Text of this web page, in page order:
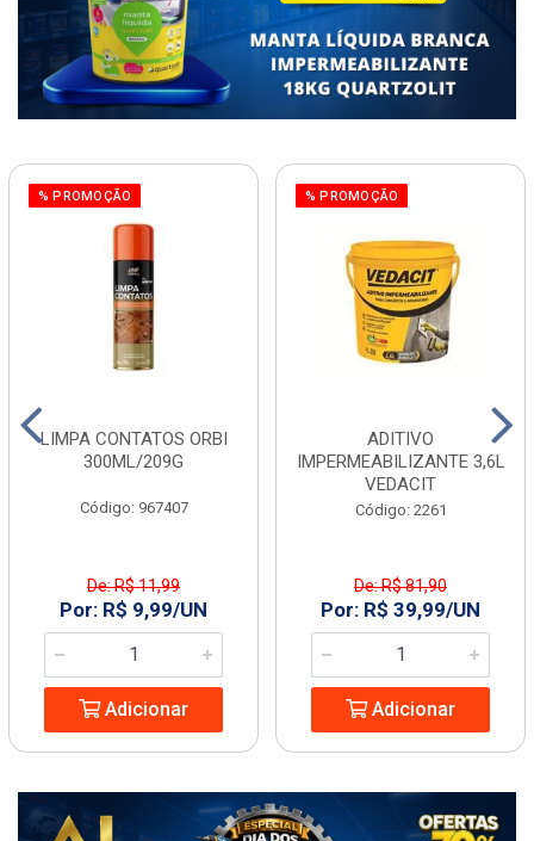
% PROMOÇÃO
LIMPA CONTATOS ORBI
300ML/209G
Código: 967407
De: R$ 11,99
Por: R$ 9,99/UN
Adicionar
% PROMOÇÃO
ADITIVO
IMPERMEABILIZANTE 3,6L
VEDACIT
Código: 2261
De: R$ 81,90
Por: R$ 39,99/UN
Adicionar